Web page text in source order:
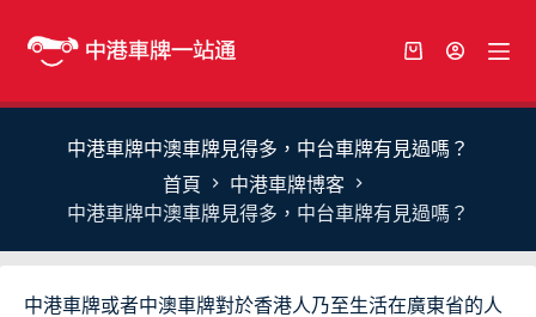
要
購
中港車牌中澳車牌見得多，中台車牌有見過嗎？
首頁
中港車牌博客
中港車牌中澳車牌見得多，中台車牌有見過嗎？
中港車牌或者中澳車牌對於香港人乃至生活在廣東省的人